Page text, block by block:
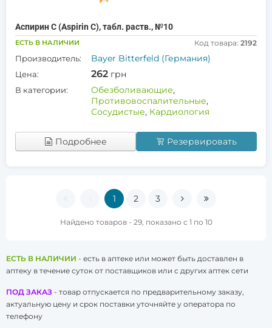
Аспирин С (Aspirin C), табл. раств., №10
ЕСТЬ В НАЛИЧИИ Код товара: 2192
Производитель: Bayer Bitterfeld (Германия)
Цена: 262 грн
В категории: Обезболивающие,
Противовоспалительные,
Сосудистые, Кардиология
Подробнее Резервировать
1 2 3
Найдено товаров - 29, показано с 1 по 10
ЕСТЬ В НАЛИЧИИ - есть в аптеке или может быть доставлен в
аптеку в течение суток от поставщиков или с других аптек сети
ПОД ЗАКАЗ - товар отпускается по предварительному заказу,
актуальную цену и срок поставки уточняйте у оператора по
телефону